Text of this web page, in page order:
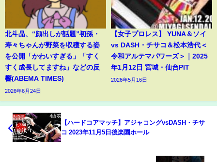
北斗晶、“顔出しが話題”初孫・
寿々ちゃんが野菜を収穫する姿
を公開「かわいすぎる」「すく
すく成長してますね」などの反
響(ABEMA TIMES)
2026年6月24日
【女子プロレス】 YUNA＆ソイ
vs DASH・チサコ＆松本浩代＜
令和アルテマパワーズ＞｜2025
年1月12日 宮城・仙台PIT
2026年5月16日
【ハードコアマッチ】アジャコングvsDASH・チサ
コ 2023年11月5日後楽園ホール